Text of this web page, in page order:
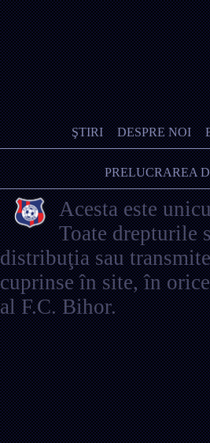
ŞTIRI DESPRE NOI
PRELUCRAREA
Acesta este
Toate drepturile
distribuţia sau
cuprinse în site, în
al F.C. Bihor.